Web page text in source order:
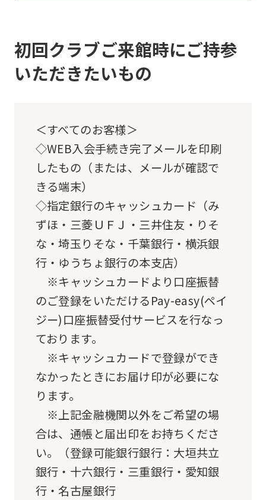
初回クラブご来館時にご持参
いただきたいもの
＜すべてのお客様＞
◇WEB入会手続き完了メールを印刷
したもの（または、メールが確認で
きる端末）
◇指定銀行のキャッシュカード（み
ずほ・三菱ＵＦＪ・三井住友・りそ
な・埼玉りそな・千葉銀行・横浜銀
行・ゆうちょ銀行の本支店）
※キャッシュカードより口座振替
のご登録をいただけるPay-easy(ペイ
ジー)口座振替受付サービスを行なっ
ております。
※キャッシュカードで登録ができ
なかったときにお届け印が必要にな
ります。
※上記金融機関以外をご希望の場
合は、通帳と届出印をお持ちくださ
い。（登録可能銀行銀行：大垣共立
銀行・十六銀行・三重銀行・愛知銀
行・名古屋銀行
automatic
translation)
to
the
top
page.
However,
if
you
use
an
automatic
translation
service,
the
Japanese
version
of
this
website
will
be